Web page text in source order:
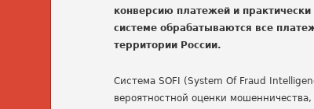
конверсию платежей и
системе обрабатываются все
территории России.
Система SOFI (System Of Fraud
вероятностной оценки